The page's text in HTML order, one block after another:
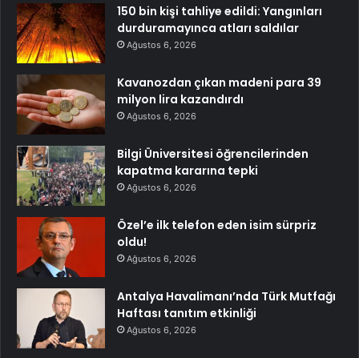
150 bin kişi tahliye edildi: Yangınları
durduramayınca atları saldılar
Ağustos 6, 2026
Kavanozdan çıkan madeni para 39
milyon lira kazandırdı
Ağustos 6, 2026
Bilgi Üniversitesi öğrencilerinden
kapatma kararına tepki
Ağustos 6, 2026
Özel’e ilk telefon eden isim sürpriz
oldu!
Ağustos 6, 2026
Antalya Havalimanı’nda Türk Mutfağı
Haftası tanıtım etkinliği
Ağustos 6, 2026